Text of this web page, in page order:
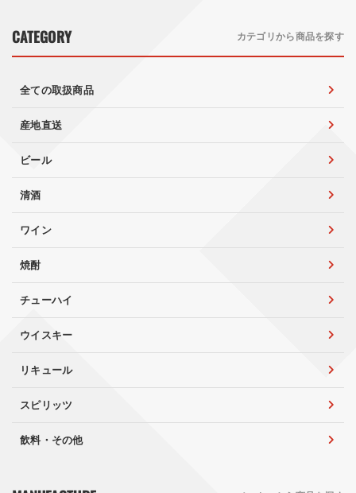
CATEGORY カテゴリから商品を探す
全ての取扱商品
産地直送
ビール
清酒
ワイン
焼酎
チューハイ
ウイスキー
リキュール
スピリッツ
飲料・その他